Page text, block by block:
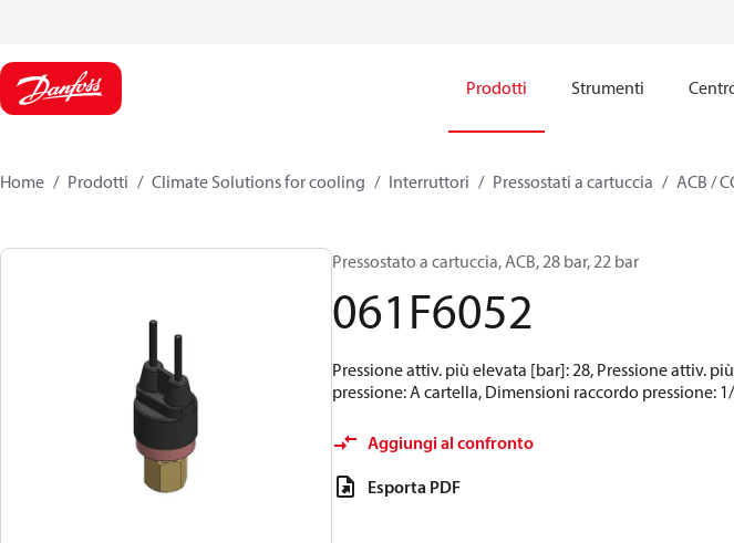
Prodotti Strumenti
Home Prodotti Climate Solutions for cooling Interruttori Pressostati a cartuccia ACB /
Pressostato a cartuccia, ACB, 28 bar, 22 bar
061F6052
Pressione attiv. più elevata [bar]: 28, Pressione attiv.
pressione: A cartella, Dimensioni raccordo pressione:
Aggiungi al confronto
Esporta PDF